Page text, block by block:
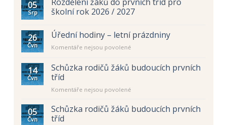
05
Srp
školní rok 2026 / 2027
26
Čvn
Úřední hodiny – letní prázdniny
Komentáře nejsou povolené
s
názvem
letní
14
Čvn
Schůzka rodičů žáků budoucích prvních
tříd
Komentáře nejsou povolené
s
05
Čvn
Schůzka rodičů žáků budoucích prvních
tříd